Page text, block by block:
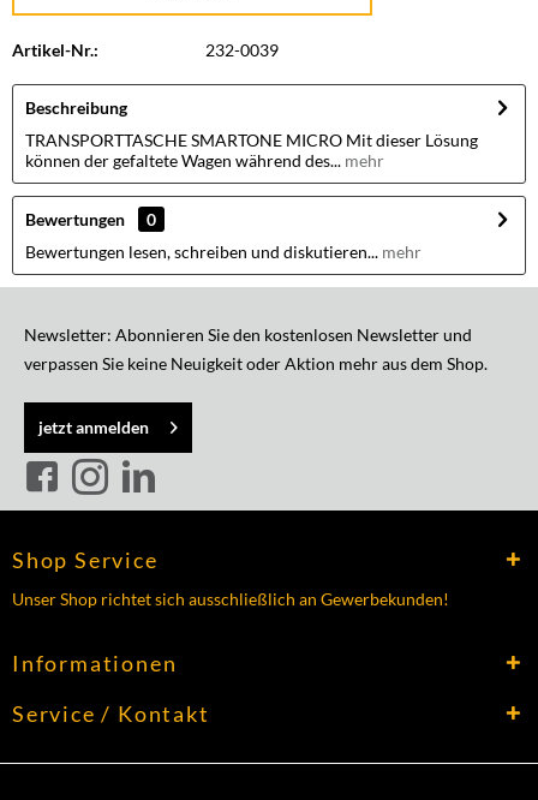
Artikel-Nr.: 232-0039
Beschreibung
TRANSPORTTASCHE SMARTONE MICRO Mit dieser Lösung
können der gefaltete Wagen während des... mehr
Bewertungen
0
Bewertungen lesen, schreiben und diskutieren... mehr
Newsletter: Abonnieren Sie den kostenlosen Newsletter und
verpassen Sie keine Neuigkeit oder Aktion mehr aus dem Shop.
jetzt anmelden
Shop Service
Unser Shop richtet sich ausschließlich an Gewerbekunden!
Informationen
Service / Kontakt